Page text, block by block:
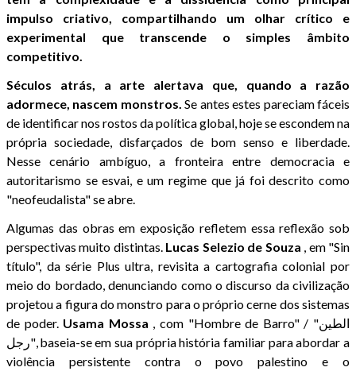
impulso criativo, compartilhando um olhar crítico e
experimental que transcende o simples âmbito
competitivo.
Séculos atrás, a arte alertava que, quando a razão
adormece, nascem monstros. Se antes estes pareciam fáceis
de identificar nos rostos da política global, hoje se escondem na
própria sociedade, disfarçados de bom senso e liberdade.
Nesse cenário ambíguo, a fronteira entre democracia e
autoritarismo se esvai, e um regime que já foi descrito como
"neofeudalista" se abre.
Algumas das obras em exposição refletem essa reflexão sob
perspectivas muito distintas. Lucas Selezio de Souza , em "Sin
título", da série Plus ultra, revisita a cartografia colonial por
meio do bordado, denunciando como o discurso da civilização
projetou a figura do monstro para o próprio cerne dos sistemas
de poder. Usama Mossa , com "Hombre de Barro" / "الطين
رجل", baseia-se em sua própria história familiar para abordar a
violência persistente contra o povo palestino e o